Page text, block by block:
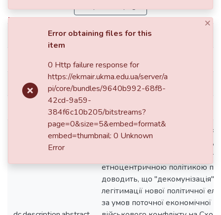
dc.contributor.author Циба, В'ячеслав
dc.date.accessioned 2018-06-18T15:06:56Z
dc.date.available 2018-06-18T15:06:56Z
dc.date.issued 2017
У статті показано ідеологічний
вибірковий характер
законодавства, його прямий
етноцентричною політикою
доводить, що "декомунізація"
легітимації нової політичної
за умов поточної економічної
×
Error obtaining files for this
item
0 Http failure response for
https://ekmair.ukma.edu.ua/server/a
pi/core/bundles/9640b992-68f8-
42cd-9a59-
384f6c10b205/bitstreams?
page=0&size=5&embed=format&
embed=thumbnail: 0 Unknown
Error